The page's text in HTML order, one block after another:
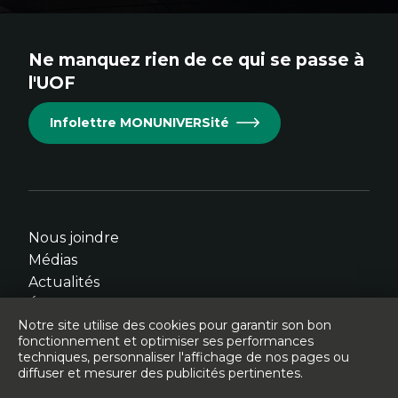
Cet
s'ouvrira
dans
fenêtre.
Cet
s'ouvrira
dans
fenêtre.
Cet
s'ouvrira
dans
fenêtre.
Cet
s'ouvrira
dans
fenêtre.
Cet
s'ouvrira
dans
fenêtre.
Ne manquez rien de ce qui se passe à
l'UOF
Infolettre MONUNIVERSité
Nous joindre
Médias
Actualités
© Université de l'Ontario français - 2026
Notre site utilise des cookies pour garantir son bon
fonctionnement et optimiser ses performances
techniques, personnaliser l'affichage de nos pages ou
diffuser et mesurer des publicités pertinentes.